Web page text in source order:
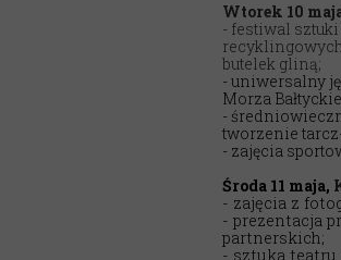
Wtorek 10
- festiwal
butelek gliną;
- uniwersalny
Morza
-
tworzenie
- zajęcia
Środa 11 maja,
- zajęcia z
- prezentacja
partnerskich;
- sztuka